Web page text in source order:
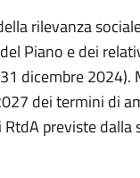
rilevanza
Piano e dei
dicembre 2024).
dei termini di
previste dalla